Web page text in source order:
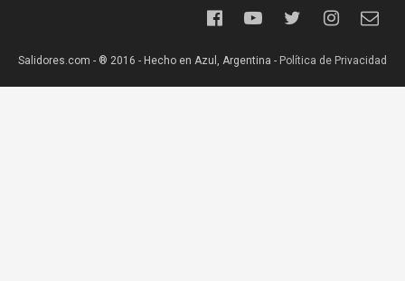
Salidores.com - ® 2016 - Hecho en Azul, Argentina - Política de Privacidad